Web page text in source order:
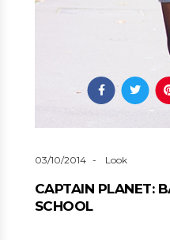
03/10/2014 Look
CAPTAIN PLANET:
SCHOOL